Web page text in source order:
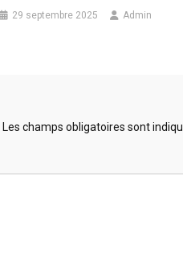
29 septembre 2025 Admin
Les champs obligatoires sont